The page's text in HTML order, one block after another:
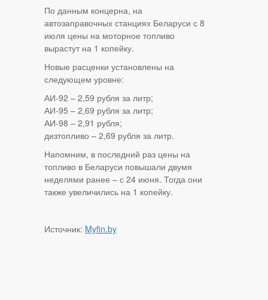
По данным концерна, на
автозаправочных станциях Беларуси с 8
июля цены на моторное топливо
вырастут на 1 копейку.
Новые расценки установлены на
следующем уровне:
АИ-92 – 2,59 рубля за литр;
АИ-95 – 2,69 рубля за литр;
АИ-98 – 2,91 рубля;
дизтопливо – 2,69 рубля за литр.
Напомним, в последний раз цены на
топливо в Беларуси повышали двумя
неделями ранее – с 24 июня. Тогда они
также увеличились на 1 копейку.
Источник: Myfin.by